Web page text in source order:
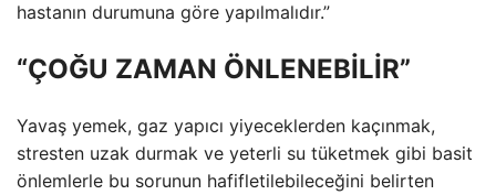
hastanın durumuna göre yapılmalıdır.”
“ÇOĞU ZAMAN ÖNLENEBİLİR”
Yavaş yemek, gaz yapıcı yiyeceklerden kaçınmak,
stresten uzak durmak ve yeterli su tüketmek gibi basit
önlemlerle bu sorunun hafifletilebileceğini belirten